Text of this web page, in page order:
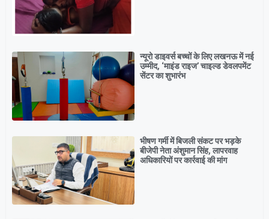
न्यूरो डाइवर्स बच्चों के लिए लखनऊ में नई
उम्मीद, ‘माइंड राइज’ चाइल्ड डेवलपमेंट
सेंटर का शुभारंभ
भीषण गर्मी में बिजली संकट पर भड़के
बीजेपी नेता अंशुमान सिंह, लापरवाह
अधिकारियों पर कार्रवाई की मांग